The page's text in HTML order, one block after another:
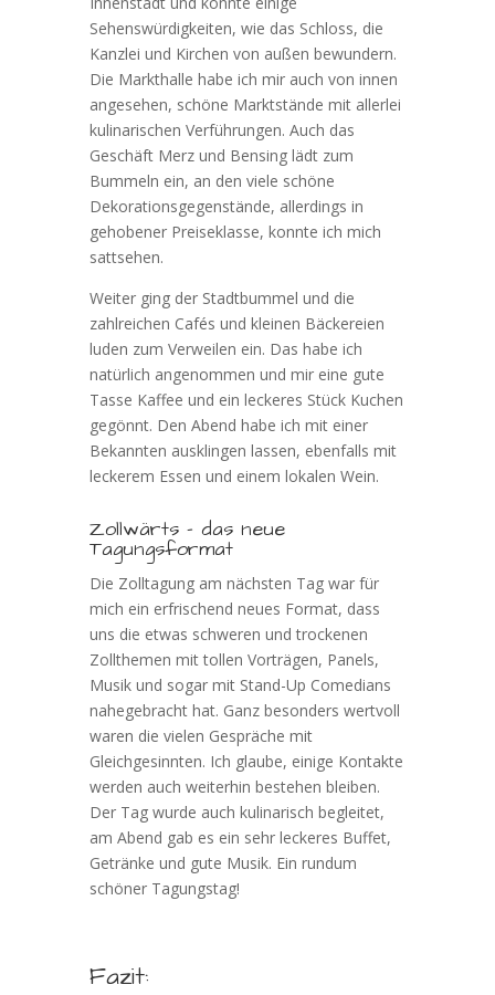
Sehenswürdigkeiten, wie das Schloss, die
Kanzlei und Kirchen von außen bewundern.
Die Markthalle habe ich mir auch von innen
angesehen, schöne Marktstände mit allerlei
kulinarischen Verführungen. Auch das
Geschäft Merz und Bensing lädt zum
Bummeln ein, an den viele schöne
Dekorationsgegenstände, allerdings in
gehobener Preiseklasse, konnte ich mich
sattsehen.
Weiter ging der Stadtbummel und die
zahlreichen Cafés und kleinen Bäckereien
luden zum Verweilen ein. Das habe ich
natürlich angenommen und mir eine gute
Tasse Kaffee und ein leckeres Stück Kuchen
gegönnt. Den Abend habe ich mit einer
Bekannten ausklingen lassen, ebenfalls mit
leckerem Essen und einem lokalen Wein.
Zollwärts – das neue
Tagungsformat
Die Zolltagung am nächsten Tag war für
mich ein erfrischend neues Format, dass
uns die etwas schweren und trockenen
Zollthemen mit tollen Vorträgen, Panels,
Musik und sogar mit Stand-Up Comedians
nahegebracht hat. Ganz besonders wertvoll
waren die vielen Gespräche mit
Gleichgesinnten. Ich glaube, einige Kontakte
werden auch weiterhin bestehen bleiben.
Der Tag wurde auch kulinarisch begleitet,
am Abend gab es ein sehr leckeres Buffet,
Getränke und gute Musik. Ein rundum
schöner Tagungstag!
Fazit: